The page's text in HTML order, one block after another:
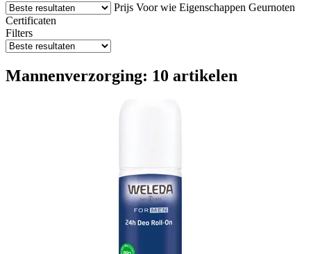
Prijs Voor wie Eigenschappen Geurnoten
Certificaten
Filters
Mannenverzorging: 10 artikelen